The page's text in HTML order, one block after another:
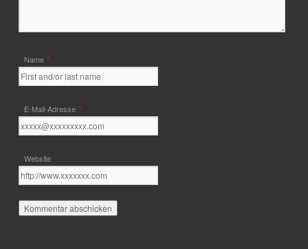
Name *
E-Mail-Adresse *
Website